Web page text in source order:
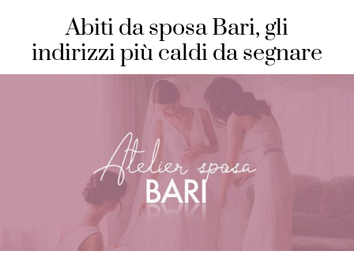
Abiti da sposa Bari, gli
indirizzi più caldi da segnare